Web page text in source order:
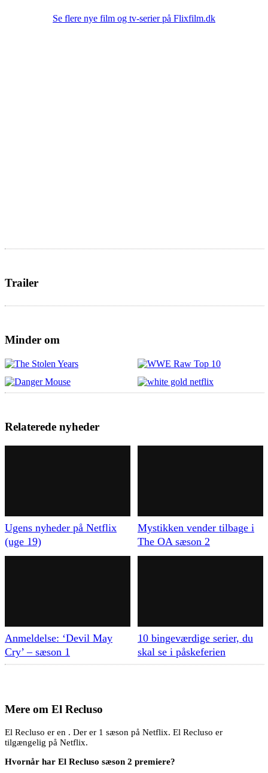
Se flere nye film og tv-serier på Flixfilm.dk
Trailer
Minder om
Relaterede nyheder
Ugens nyheder på Netflix
(uge 19)
Mystikken vender tilbage i
The OA sæson 2
Anmeldelse: ‘Devil May
Cry’ – sæson 1
10 bingeværdige serier, du
skal se i påskeferien
Mere om El Recluso
El Recluso er en . Der er 1 sæson på Netflix. El Recluso er
tilgængelig på Netflix.
Hvornår har El Recluso sæson 2 premiere?